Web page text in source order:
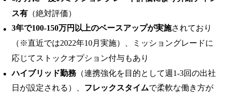
ス有 （絶対評価）
3年で100-150万円以上のベースアップが実施されており
（※直近では2022年10月実施）、ミッショングレードに
応じてストックオプション付与もあり
ハイブリッド勤務 （連携強化を目的として週1-3回の出社
日が設定される）、 フレックスタイムで柔軟な働き方が